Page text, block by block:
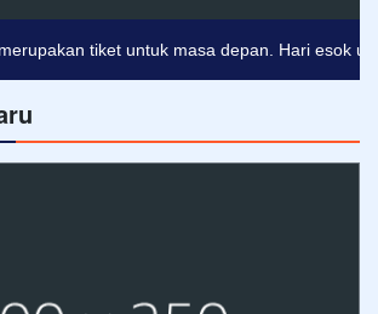
tiket untuk masa depan. Hari esok